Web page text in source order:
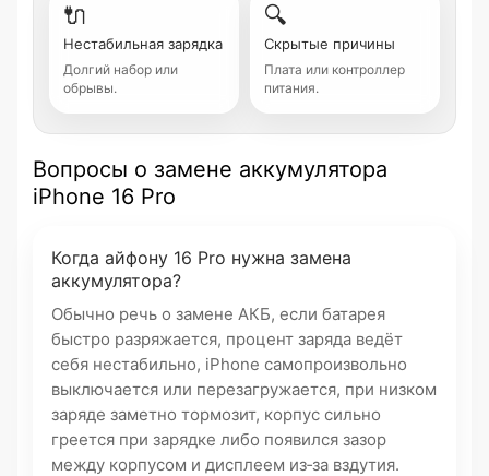
🔌
Нестабильная зарядка
Долгий набор или
обрывы.
🔍
Скрытые причины
Плата или контроллер
питания.
Вопросы о замене аккумулятора
iPhone 16 Pro
Когда айфону 16 Pro нужна замена
аккумулятора?
Обычно речь о замене АКБ, если батарея
быстро разряжается, процент заряда ведёт
себя нестабильно, iPhone самопроизвольно
выключается или перезагружается, при низком
заряде заметно тормозит, корпус сильно
греется при зарядке либо появился зазор
между корпусом и дисплеем из‑за вздутия.